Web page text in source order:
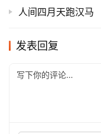
人间四月天跑汉马
发表回复